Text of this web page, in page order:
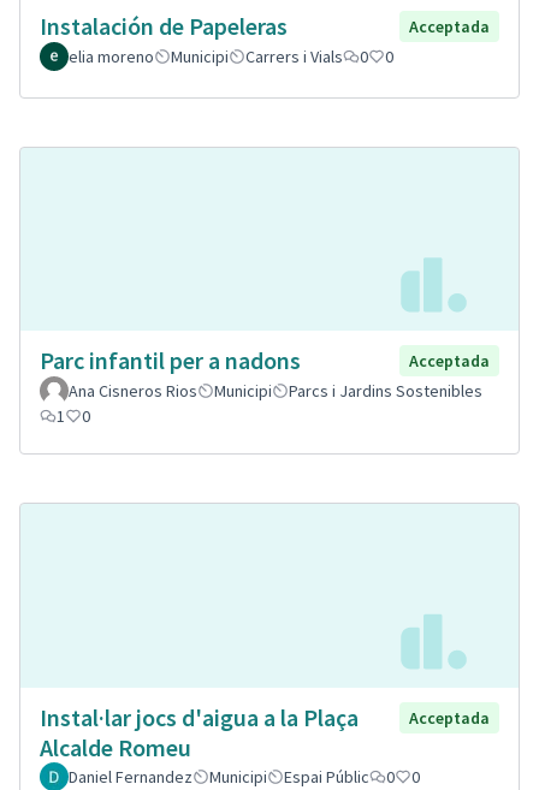
Instalación de Papeleras
Acceptada
elia moreno
Municipi Carrers i Vials 0 0
Parc infantil per a nadons
Acceptada
Ana Cisneros Rios
Municipi
Parcs i Jardins Sostenibles
1
0
Instal·lar jocs d'aigua a la Plaça
Alcalde Romeu
Acceptada
Daniel Fernandez Municipi Espai Públic 0 0